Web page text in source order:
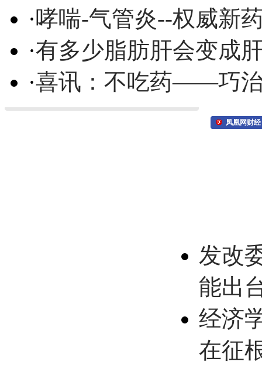
·哮喘-气管炎--权威新
·有多少脂肪肝会变成
·喜讯：不吃药——巧
凤凰网财经
发改
能出
经济
在征